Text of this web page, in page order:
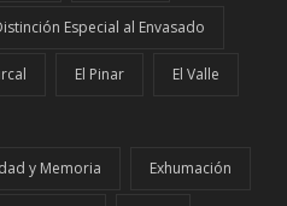
Especial al Envasado
El Pinar El Valle
y Memoria Exhumación